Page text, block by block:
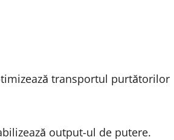
transportul purtătorilor
output-ul de putere.